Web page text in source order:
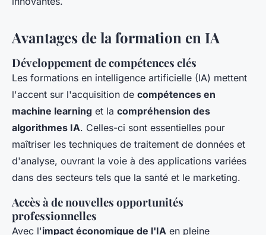
Avantages de la formation en IA
Développement de compétences clés
Les formations en intelligence artificielle (IA) mettent
l'accent sur l'acquisition de compétences en
machine learning et la compréhension des
algorithmes IA. Celles-ci sont essentielles pour
maîtriser les techniques de traitement de données et
d'analyse, ouvrant la voie à des applications variées
dans des secteurs tels que la santé et le marketing.
Accès à de nouvelles opportunités
professionnelles
Avec l'impact économique de l'IA en pleine